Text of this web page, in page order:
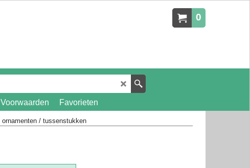
0
Voorwaarden
Favorieten
ornamenten / tussenstukken